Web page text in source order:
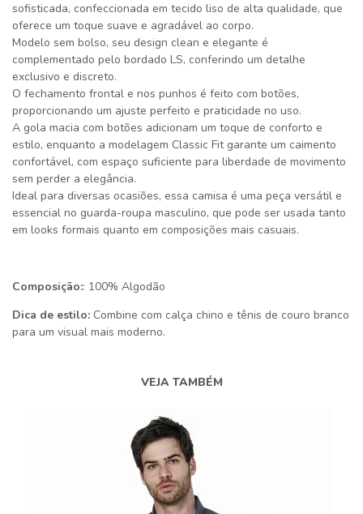
sofisticada, confeccionada em tecido liso de alta qualidade, que
oferece um toque suave e agradável ao corpo.
Modelo sem bolso, seu design clean e elegante é
complementado pelo bordado LS, conferindo um detalhe
exclusivo e discreto.
O fechamento frontal e nos punhos é feito com botões,
proporcionando um ajuste perfeito e praticidade no uso.
A gola macia com botões adicionam um toque de conforto e
estilo, enquanto a modelagem Classic Fit garante um caimento
confortável, com espaço suficiente para liberdade de movimento
sem perder a elegância.
Ideal para diversas ocasiões, essa camisa é uma peça versátil e
essencial no guarda-roupa masculino, que pode ser usada tanto
em looks formais quanto em composições mais casuais.
Composição:: 100% Algodão
Dica de estilo: Combine com calça chino e tênis de couro branco
para um visual mais moderno.
VEJA TAMBÉM